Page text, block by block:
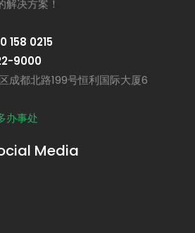
解决方案！
158 0215
9000
成都北路199号恒利国际大厦6
办事处
Media